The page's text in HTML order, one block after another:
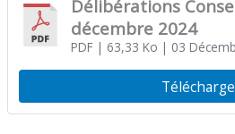
Délibérations
décembre 2024
PDF| 63,33 Ko | 03